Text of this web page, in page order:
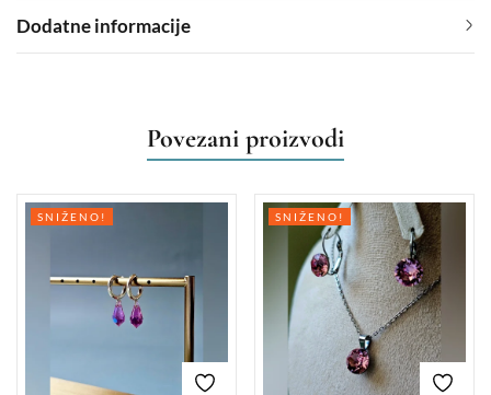
Dodatne informacije
Povezani proizvodi
SNIŽENO! SNIŽENO!